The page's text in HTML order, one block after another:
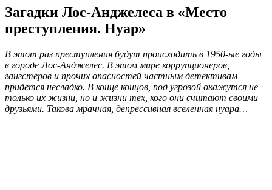
Загадки Лос-Анджелеса в «Место
преступления. Нуар»
В этот раз преступления будут происходить в 1950-ые годы
в городе Лос-Анджелес. В этом мире коррупционеров,
гангстеров и прочих опасностей частным детективам
придется несладко. В конце концов, под угрозой окажутся не
только их жизни, но и жизни тех, кого они считают своими
друзьями. Такова мрачная, депрессивная вселенная нуара…